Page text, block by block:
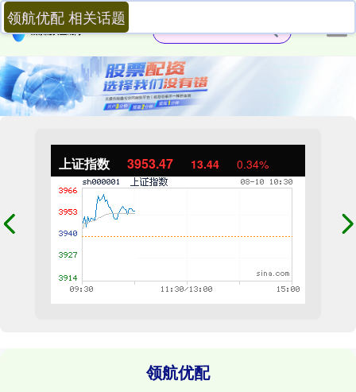
上证指数 3953.47 13.44 0.34%
领航优配
领航优配 相关话题